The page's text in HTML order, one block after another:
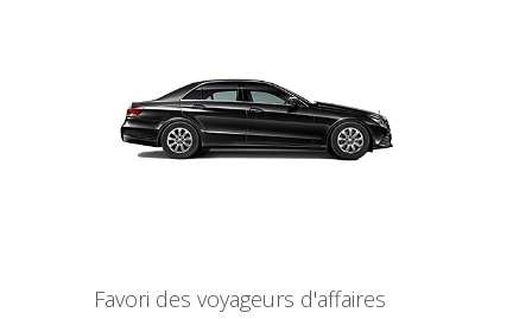
Favori des voyageurs d'affaires